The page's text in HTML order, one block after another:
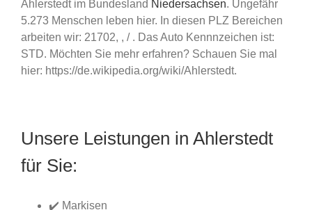
Ahlerstedt im Bundesland Niedersachsen. Ungefähr
5.273 Menschen leben hier. In diesen PLZ Bereichen
arbeiten wir: 21702, , / . Das Auto Kennnzeichen ist:
STD. Möchten Sie mehr erfahren? Schauen Sie mal
hier: https://de.wikipedia.org/wiki/Ahlerstedt.
Unsere Leistungen in Ahlerstedt
für Sie:
✔️ Markisen